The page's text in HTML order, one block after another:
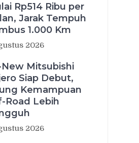
Rp514 Ribu per
Jarak Tempuh
1.000 Km
2026
Mitsubishi
Siap Debut,
Kemampuan
Road Lebih
2026